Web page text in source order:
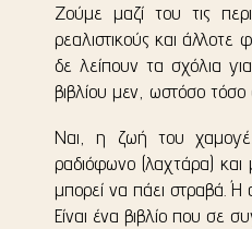
Ζούμε μαζί του τις
ρεαλιστικούς και
δε λείπουν τα σχόλια
βιβλίου μεν, ωστόσο
Ναι, η ζωή του
ραδιόφωνο (λαχτάρα) και
μπορεί να πάει στραβά. Ή
Είναι ένα βιβλίο που σε